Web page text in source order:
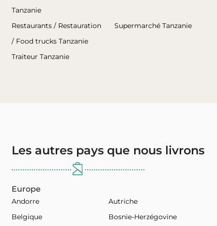
Tanzanie
Restaurants / Restauration
/ Food trucks Tanzanie
Supermarché Tanzanie
Traiteur Tanzanie
Les autres pays que nous livrons
Europe
Andorre
Autriche
Belgique
Bosnie-Herzégovine